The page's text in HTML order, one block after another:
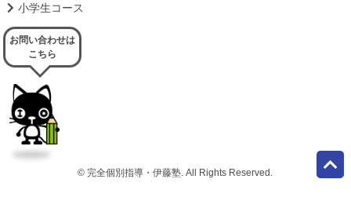
小学生コース
© 完全個別指導・伊藤塾. All Rights Reserved.
お問い合わせは
こちら